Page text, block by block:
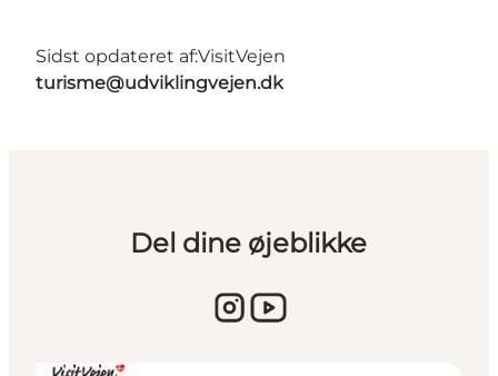
Sidst opdateret af:VisitVejen
turisme@udviklingvejen.dk
Del dine øjeblikke